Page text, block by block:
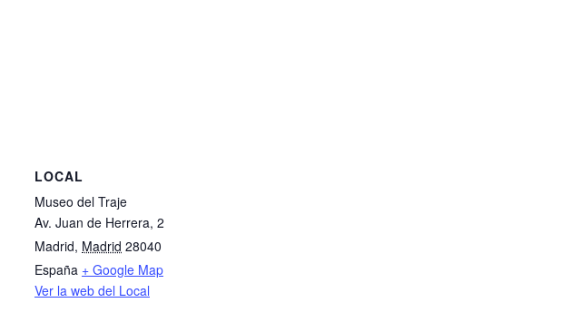
LOCAL
Museo del Traje
Av. Juan de Herrera, 2
Madrid, Madrid 28040
España + Google Map
Ver la web del Local